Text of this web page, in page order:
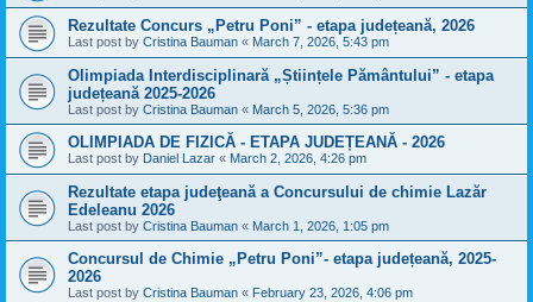
Rezultate Concurs „Petru Poni” - etapa județeană, 2026
Last post by Cristina Bauman « March 7, 2026, 5:43 pm
Olimpiada Interdisciplinară „Științele Pământului” - etapa
județeană 2025-2026
Last post by Cristina Bauman « March 5, 2026, 5:36 pm
OLIMPIADA DE FIZICĂ - ETAPA JUDEȚEANĂ - 2026
Last post by Daniel Lazar « March 2, 2026, 4:26 pm
Rezultate etapa judeţeană a Concursului de chimie Lazăr
Edeleanu 2026
Last post by Cristina Bauman « March 1, 2026, 1:05 pm
Concursul de Chimie „Petru Poni”- etapa județeană, 2025-
2026
Last post by Cristina Bauman « February 23, 2026, 4:06 pm